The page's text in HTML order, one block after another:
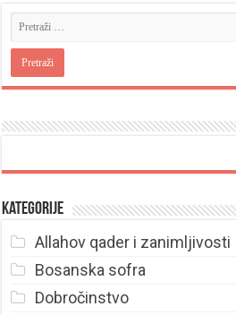
Kategorije
Allahov qader i zanimljivosti
Bosanska sofra
Dobročinstvo